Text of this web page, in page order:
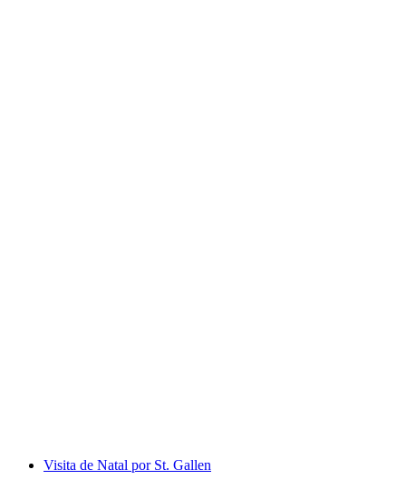
Visita de Natal por St. Gallen